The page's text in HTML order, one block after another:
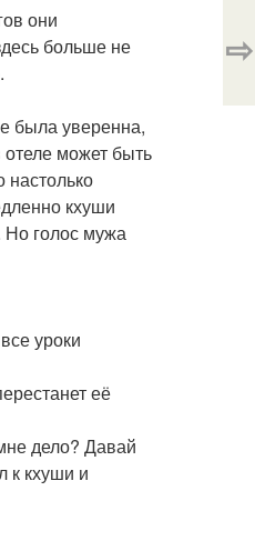
они
больше не
была уверенна,
отеле может быть
кхуши
Но голос мужа
уроки
её
дело? Давай
к кхуши и
⇨